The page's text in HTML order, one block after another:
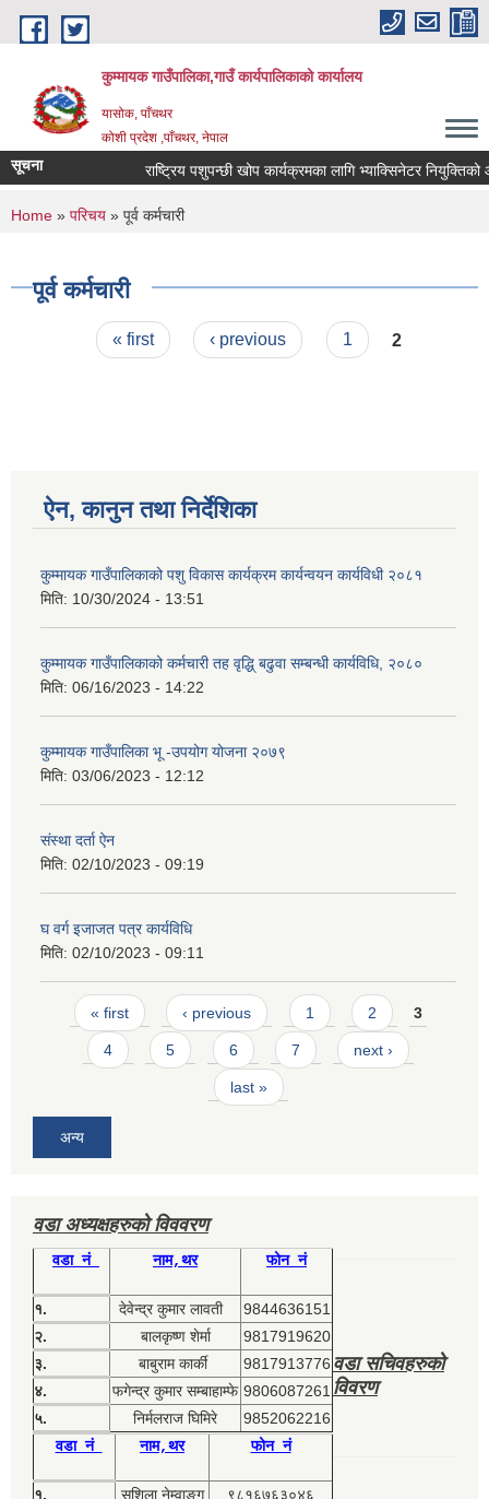
Skip to main content
कुम्मायक गाउँपालिका,गाउँ कार्यपालिकाको कार्यालय
यासोक, पाँचथर
कोशी प्रदेश ,पाँचथर, नेपाल
सूचना राष्ट्रिय पशुपन्छी खोप कार्यक्रमका लागि भ्याक्सिनेटर नियुक्तिको
You are here
Home » परिचय » पूर्व कर्मचारी
पूर्व कर्मचारी
Pages« first ‹ previous 1 2
ऐन, कानुन तथा निर्देशिका
कुम्मायक गाउँपालिकाको पशु विकास कार्यक्रम कार्यन्वयन कार्यविधी २०८१
मिति: 10/30/2024 - 13:51
कुम्मायक गाउँपालिकाको कर्मचारी तह वृद्धि् बढुवा सम्बन्धी कार्यविधि, २०८०
मिति: 06/16/2023 - 14:22
कुम्मायक गाउँपालिका भू -उपयोग योजना २०७९
मिति: 03/06/2023 - 12:12
संस्था दर्ता ऐन
मिति: 02/10/2023 - 09:19
घ वर्ग इजाजत पत्र कार्यविधि
मिति: 02/10/2023 - 09:11
Pages
« first ‹ previous 1 2 3
4 5 6 7 next ›
last »
अन्य
वडा अध्यक्षहरुको विववरण
वडा नं नाम,थर फोन नं
१. देवेन्द्र कुमार लावती
9844636151
२.
बालकृष्ण शेर्मा
9817919620
३.
बाबुराम कार्की
9817913776
४.
फगेन्द्र कुमार सम्बाहाम्फे 9806087261
५.
निर्मलराज घिमिरे 9852062216
वडा सचिवहरुको
विवरण
वडा नं नाम,थर फोन नं
१. सुशिला नेम्वाङ्ग
९८१६७६३०४६